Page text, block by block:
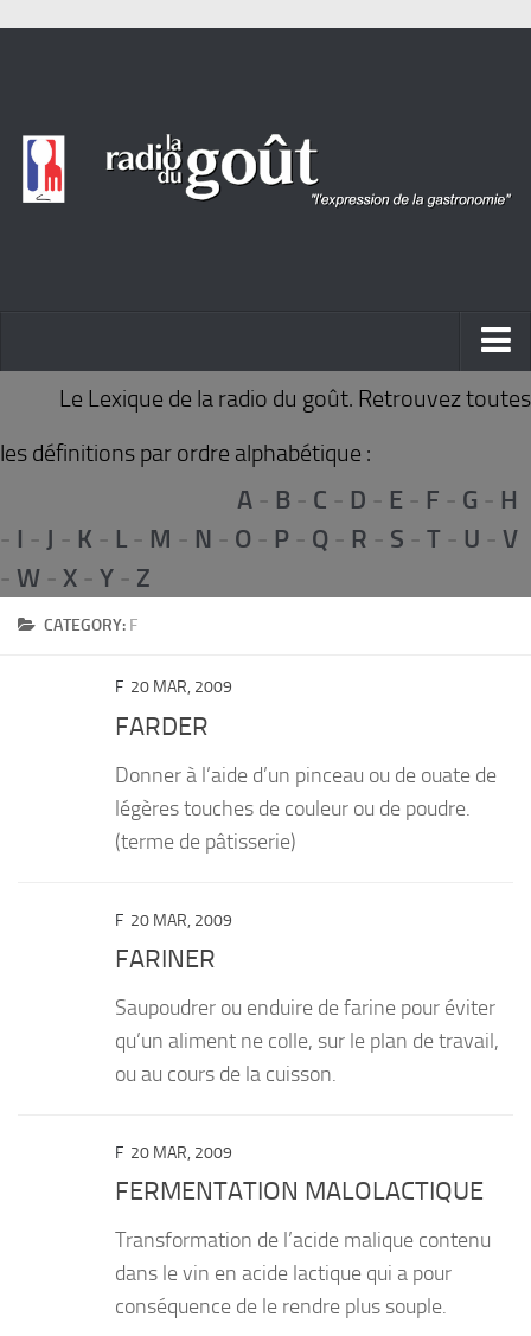
ACTUALITÉ
LIVRES
PRODUITS
RECETTES
Desserts
Le Lexique de la radio du goût. Retrouvez toutes
les définitions par ordre alphabétique :
A - B - C - D - E - F - G - H
- I - J - K - L - M - N - O - P - Q - R - S - T - U - V
- W - X - Y - Z
CATEGORY: F
F 20 MAR, 2009
FARDER
Donner à l’aide d’un pinceau ou de ouate de
légères touches de couleur ou de poudre.
(terme de pâtisserie)
F 20 MAR, 2009
FARINER
Saupoudrer ou enduire de farine pour éviter
qu’un aliment ne colle, sur le plan de travail,
ou au cours de la cuisson.
F 20 MAR, 2009
FERMENTATION MALOLACTIQUE
Transformation de l’acide malique contenu
dans le vin en acide lactique qui a pour
conséquence de le rendre plus souple.